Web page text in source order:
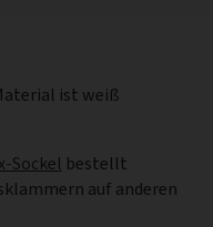
ist weiß
Sockel bestellt
auf anderen